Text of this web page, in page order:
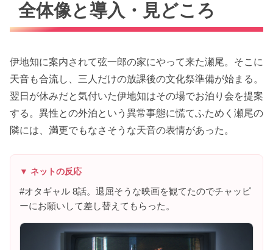
全体像と導入・見どころ
伊地知に案内されて弦一郎の家にやって来た瀬尾。そこに
天音も合流し、三人だけの放課後の文化祭準備が始まる。
翌日が休みだと気付いた伊地知はその場でお泊り会を提案
する。異性との外泊という異常事態に慌てふためく瀬尾の
隣には、満更でもなさそうな天音の表情があった。
▼ ネットの反応
#オタギャル 8話。退屈そうな映画を観てたのでチャッピ
ーにお願いして差し替えてもらった。